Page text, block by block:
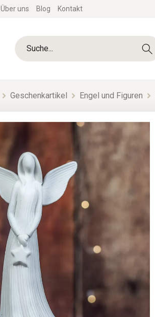
Über uns Blog Kontakt
Geschenkartikel Engel und Figuren